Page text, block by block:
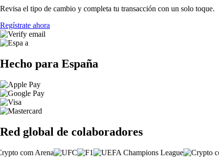
Revisa el tipo de cambio y completa tu transacción con un solo toque.
Regístrate ahora
Hecho para España
Red global de colaboradores